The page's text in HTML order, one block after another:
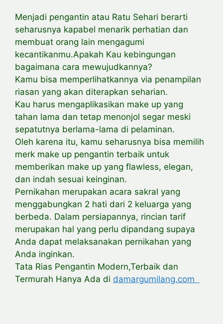
Menjadi pengantin atau Ratu Sehari berarti
seharusnya kapabel menarik perhatian dan
membuat orang lain mengagumi
kecantikanmu.Apakah Kau kebingungan
bagaimana cara mewujudkannya?
Kamu bisa memperlihatkannya via penampilan
riasan yang akan diterapkan seharian.
Kau harus mengaplikasikan make up yang
tahan lama dan tetap menonjol segar meski
sepatutnya berlama-lama di pelaminan.
Oleh karena itu, kamu seharusnya bisa memilih
merk make up pengantin terbaik untuk
memberikan make up yang flawless, elegan,
dan indah sesuai keinginan.
Pernikahan merupakan acara sakral yang
menggabungkan 2 hati dari 2 keluarga yang
berbeda. Dalam persiapannya, rincian tarif
merupakan hal yang perlu dipandang supaya
Anda dapat melaksanakan pernikahan yang
Anda inginkan.
Tata Rias Pengantin Modern,Terbaik dan
Termurah Hanya Ada di damargumilang.com